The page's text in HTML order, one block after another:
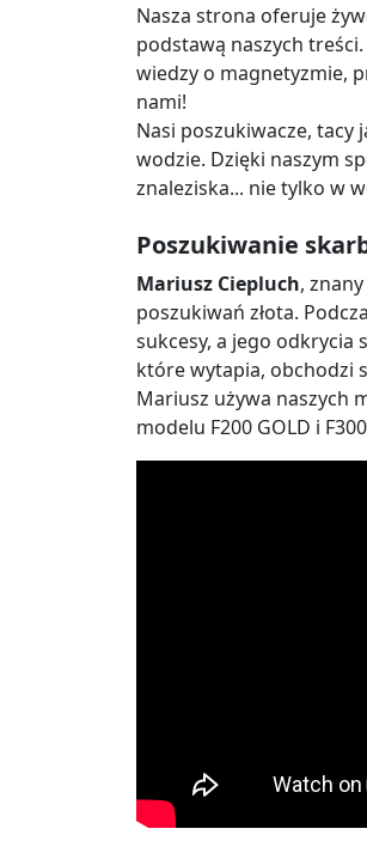
Nasza strona oferuje
podstawą naszych
wiedzy o magnetyzmie,
nami!
Nasi poszukiwacze, tacy
wodzie. Dzięki naszym
znaleziska... nie tylko w
Poszukiwanie
Mariusz Ciepluch,
poszukiwań złota.
sukcesy, a jego odkrycia
które wytapia, obchodzi
Mariusz używa naszych
modelu F200 GOLD i